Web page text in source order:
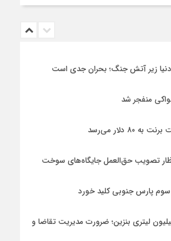
زیر آتش جنگ؛ بحران جدی است
منفجر شد
دلار می‌رسد
تصویب حق‌العمل جایگاه‌های سوخت
سوم پارس جنوبی کلید خورد
ناترازی ۱۰ میلیون لیتری بنزین؛ ضرورت مدیریت تقاضا و